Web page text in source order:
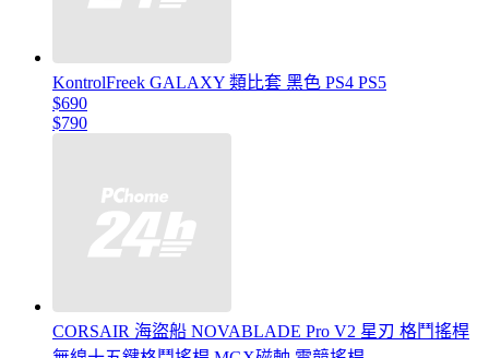
KontrolFreek GALAXY 類比套 黑色 PS4 PS5
$690
$790
CORSAIR 海盜船 NOVABLADE Pro V2 星刃 格鬥搖桿